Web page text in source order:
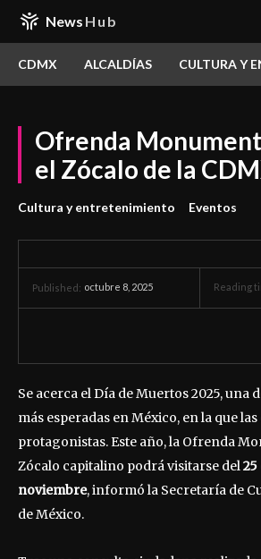
News Hub
CDMX ALCALDÍAS CULTURA Y
Ofrenda
el Zócalo de la
Cultura y entretenimiento Eventos
Published: octubre 8, 2025 Reading
Se acerca el Día de Muertos 2025, una
más esperadas en México, en la que
protagonistas. Este año, la Ofrenda
Zócalo capitalino podrá visitarse del25
noviembre, informó la Secretaría de
de México.